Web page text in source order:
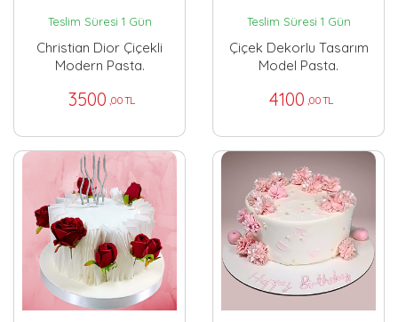
Teslim Süresi 1 Gün
Christian Dior Çiçekli
Modern Pasta.
3500 ,00 TL
Teslim Süresi 1 Gün
Çiçek Dekorlu Tasarım
Model Pasta.
4100 ,00 TL